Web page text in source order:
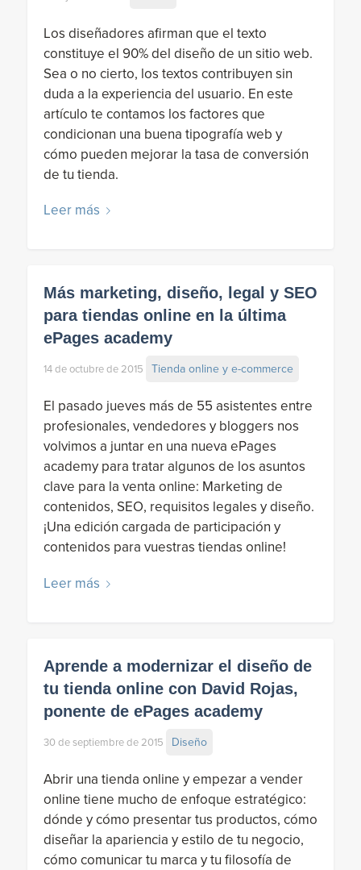
Los diseñadores afirman que el texto
constituye el 90% del diseño de un sitio web.
Sea o no cierto, los textos contribuyen sin
duda a la experiencia del usuario. En este
artículo te contamos los factores que
condicionan una buena tipografía web y
cómo pueden mejorar la tasa de conversión
de tu tienda.
Leer más
Más marketing, diseño, legal y SEO
para tiendas online en la última
ePages academy
14 de octubre de 2015 Tienda online y e-commerce
El pasado jueves más de 55 asistentes entre
profesionales, vendedores y bloggers nos
volvimos a juntar en una nueva ePages
academy para tratar algunos de los asuntos
clave para la venta online: Marketing de
contenidos, SEO, requisitos legales y diseño.
¡Una edición cargada de participación y
contenidos para vuestras tiendas online!
Leer más
Aprende a modernizar el diseño de
tu tienda online con David Rojas,
ponente de ePages academy
30 de septiembre de 2015 Diseño
Abrir una tienda online y empezar a vender
online tiene mucho de enfoque estratégico:
dónde y cómo presentar tus productos, cómo
diseñar la apariencia y estilo de tu negocio,
cómo comunicar tu marca y tu filosofía de